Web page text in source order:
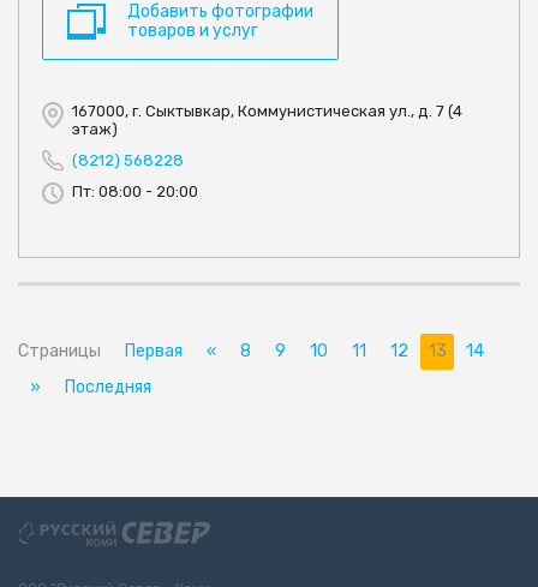
Добавить фотографии
товаров и услуг
167000, г. Сыктывкар, Коммунистическая ул., д. 7 (4
этаж)
(8212) 568228
Пт: 08:00 - 20:00
Страницы Первая « 8 9 10 11 12 13
14
»
Последняя